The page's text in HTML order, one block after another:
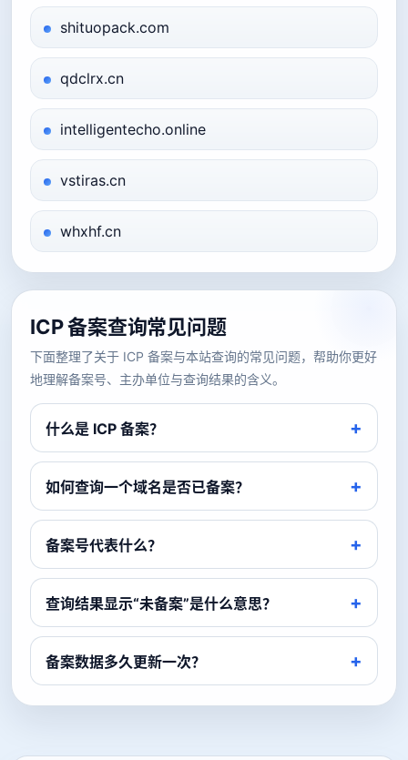
shituopack.com
qdclrx.cn
intelligentecho.online
vstiras.cn
whxhf.cn
ICP 备案查询常见问题
下面整理了关于 ICP 备案与本站查询的常见问题，帮助你更好
地理解备案号、主办单位与查询结果的含义。
什么是 ICP 备案？
如何查询一个域名是否已备案？
备案号代表什么？
查询结果显示“未备案”是什么意思？
备案数据多久更新一次？